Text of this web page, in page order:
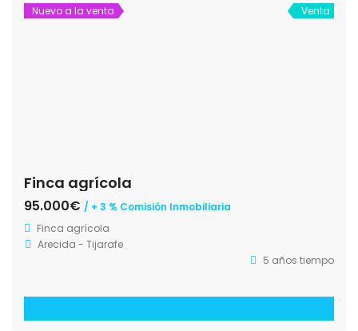
Nuevo a la venta Venta
Finca agrícola
95.000€ / + 3 % Comisión Inmobiliaria
Finca agrícola
Arecida - Tijarafe
5 años tiempo